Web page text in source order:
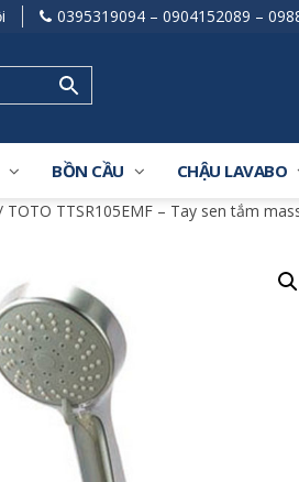
0395319094 – 0904152089 –
BỒN CẦU CHẬU LAVABO
TOTO TTSR105EMF – Tay sen tắm